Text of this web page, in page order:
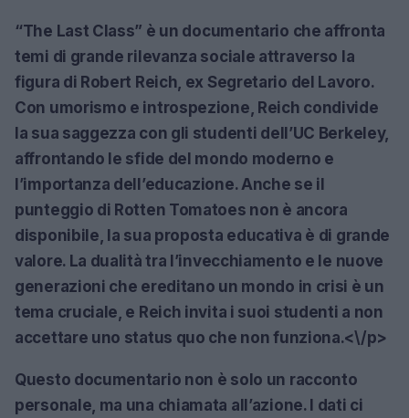
“The Last Class” è un documentario che affronta
temi di grande rilevanza sociale attraverso la
figura di Robert Reich, ex Segretario del Lavoro.
Con umorismo e introspezione, Reich condivide
la sua saggezza con gli studenti dell’UC Berkeley,
affrontando le sfide del mondo moderno e
l’importanza dell’educazione. Anche se il
punteggio di Rotten Tomatoes non è ancora
disponibile, la sua proposta educativa è di grande
valore. La dualità tra l’invecchiamento e le nuove
generazioni che ereditano un mondo in crisi è un
tema cruciale, e Reich invita i suoi studenti a non
accettare uno status quo che non funziona.<\/p>
Questo documentario non è solo un racconto
personale, ma una chiamata all’azione. I dati ci